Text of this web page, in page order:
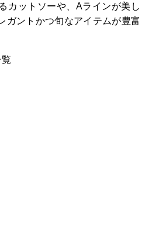
カットソーや、Aラインが美し
ガントかつ旬なアイテムが豊富